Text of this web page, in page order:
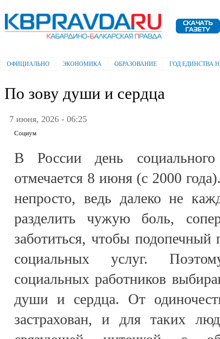
Электронная газета "Кабардино-
Балкарская правда"
Главное меню
ОФИЦИАЛЬНО ЭКОНОМИКА ОБРАЗОВАНИЕ ГОД ЕДИНСТВА
По зову души и сердца
7 июня, 2026 - 06:25
Социум
В России день социального
отмечается 8 июня (с 2000
непросто, ведь далеко не
разделить чужую боль,
заботиться, чтобы
социальных услуг.
социальных работников
души и сердца. От
застрахован, и для таких